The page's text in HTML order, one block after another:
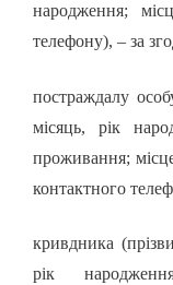
народження;
телефону), – за
постраждалу
місяць, рік
проживання;
контактного
кривдника
рік